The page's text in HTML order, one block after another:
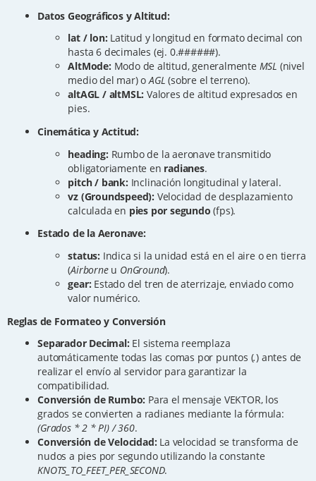
Datos Geográficos y Altitud:
lat / lon: Latitud y longitud en formato decimal con
hasta 6 decimales (ej. 0.######).
AltMode: Modo de altitud, generalmente MSL (nivel
medio del mar) oAGL (sobre el terreno).
altAGL / altMSL: Valores de altitud expresados en
pies.
Cinemática y Actitud:
heading: Rumbo de la aeronave transmitido
obligatoriamente en radianes.
pitch / bank: Inclinación longitudinal y lateral.
vz (Groundspeed): Velocidad de desplazamiento
calculada en pies por segundo (fps).
Estado de la Aeronave:
status: Indica si la unidad está en el aire o en tierra
(Airborneu OnGround).
gear: Estado del tren de aterrizaje, enviado como
valor numérico.
Reglas de Formateo y Conversión
Separador Decimal: El sistema reemplaza
automáticamente todas las comas por puntos (.) antes de
realizar el envío al servidor para garantizar la
compatibilidad.
Conversión de Rumbo: Para el mensaje VEKTOR, los
grados se convierten a radianes mediante la fórmula:
(Grados * 2 * PI) / 360.
Conversión de Velocidad: La velocidad se transforma de
nudos a pies por segundo utilizando la constante
KNOTS_TO_FEET_PER_SECOND.